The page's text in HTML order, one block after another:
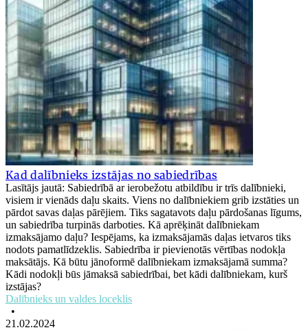
Kad dalībnieks izstājas no sabiedrības
Lasītājs jautā: Sabiedrībā ar ierobežotu atbildību ir trīs dalībnieki,
visiem ir vienāds daļu skaits. Viens no dalībniekiem grib izstāties un
pārdot savas daļas pārējiem. Tiks sagatavots daļu pārdošanas līgums,
un sabiedrība turpinās darboties. Kā aprēķināt dalībniekam
izmaksājamo daļu? Iespējams, ka izmaksājamās daļas ietvaros tiks
nodots pamatlīdzeklis. Sabiedrība ir pievienotās vērtības nodokļa
maksātājs. Kā būtu jānoformē dalībniekam izmaksājamā summa?
Kādi nodokļi būs jāmaksā sabiedrībai, bet kādi dalībniekam, kurš
izstājas?
Dalībnieks un valdes loceklis
•
21.02.2024